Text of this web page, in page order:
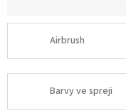
Airbrush
Barvy ve spreji